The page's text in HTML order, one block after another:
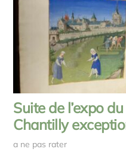
Suite de l’expo
Chantilly
a ne pas rater